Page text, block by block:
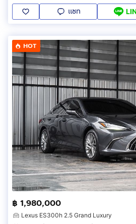
แชท
HOT
฿ 1,980,000
Lexus ES300h 2.5 Grand Luxury